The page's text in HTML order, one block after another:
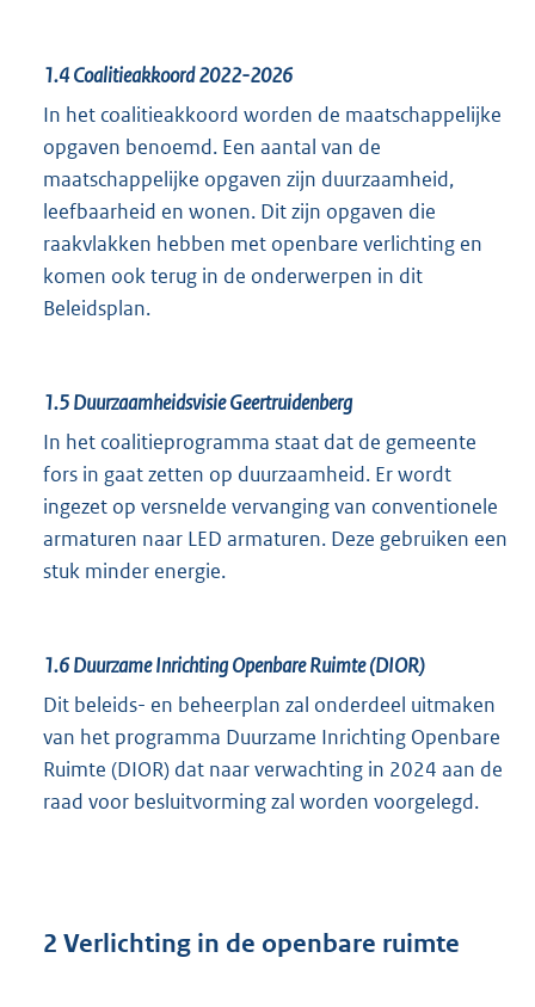
1.4Coalitieakkoord 2022-2026
In het coalitieakkoord worden de maatschappelijke
opgaven benoemd. Een aantal van de
maatschappelijke opgaven zijn duurzaamheid,
leefbaarheid en wonen. Dit zijn opgaven die
raakvlakken hebben met openbare verlichting en
komen ook terug in de onderwerpen in dit
Beleidsplan.
1.5Duurzaamheidsvisie Geertruidenberg
In het coalitieprogramma staat dat de gemeente
fors in gaat zetten op duurzaamheid. Er wordt
ingezet op versnelde vervanging van conventionele
armaturen naar LED armaturen. Deze gebruiken een
stuk minder energie.
1.6Duurzame Inrichting Openbare Ruimte (DIOR)
Dit beleids- en beheerplan zal onderdeel uitmaken
van het programma Duurzame Inrichting Openbare
Ruimte (DIOR) dat naar verwachting in 2024 aan de
raad voor besluitvorming zal worden voorgelegd.
2 Verlichting in de openbare ruimte